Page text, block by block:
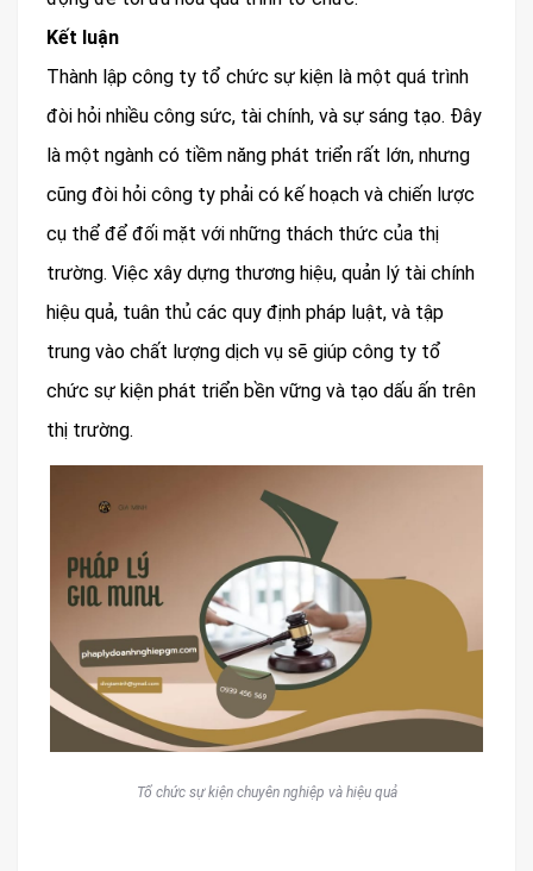
Kết luận
Thành lập công ty tổ chức sự kiện là một quá trình
đòi hỏi nhiều công sức, tài chính, và sự sáng tạo. Đây
là một ngành có tiềm năng phát triển rất lớn, nhưng
cũng đòi hỏi công ty phải có kế hoạch và chiến lược
cụ thể để đối mặt với những thách thức của thị
trường. Việc xây dựng thương hiệu, quản lý tài chính
hiệu quả, tuân thủ các quy định pháp luật, và tập
trung vào chất lượng dịch vụ sẽ giúp công ty tổ
chức sự kiện phát triển bền vững và tạo dấu ấn trên
thị trường.
Tổ chức sự kiện chuyên nghiệp và hiệu quả